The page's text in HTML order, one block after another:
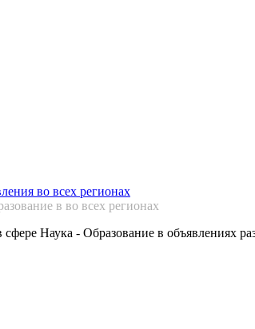
во всех регионах
в во всех регионах
Наука - Образование в объявлениях